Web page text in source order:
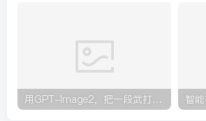
用GPT-Image2，把一段武打对决拆成24个连续镜头，从人物建立、动作衔接、运镜节奏，到情绪爆发